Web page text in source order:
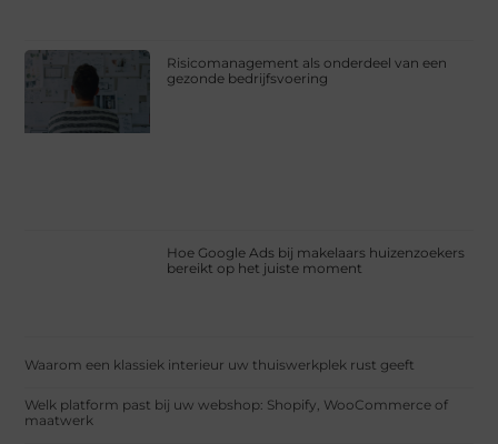
Risicomanagement als onderdeel van een
gezonde bedrijfsvoering
Hoe Google Ads bij makelaars huizenzoekers
bereikt op het juiste moment
Waarom een klassiek interieur uw thuiswerkplek rust geeft
Welk platform past bij uw webshop: Shopify, WooCommerce of
maatwerk